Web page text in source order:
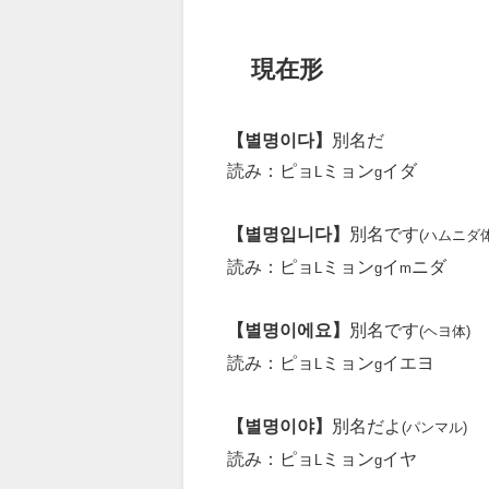
現在形
【별명이다】
別名だ
読み：ピョ
ミョンgイダ
【별명입니다】 別名です(ハムニダ
読み：ピョ ミョンgイ m ニダ
【별명이에요】 別名です(ヘヨ体)
読み：ピョ ミョンgイエヨ
【별명이야】 別名だよ (パンマル)
読み：ピョ ミョンgイヤ